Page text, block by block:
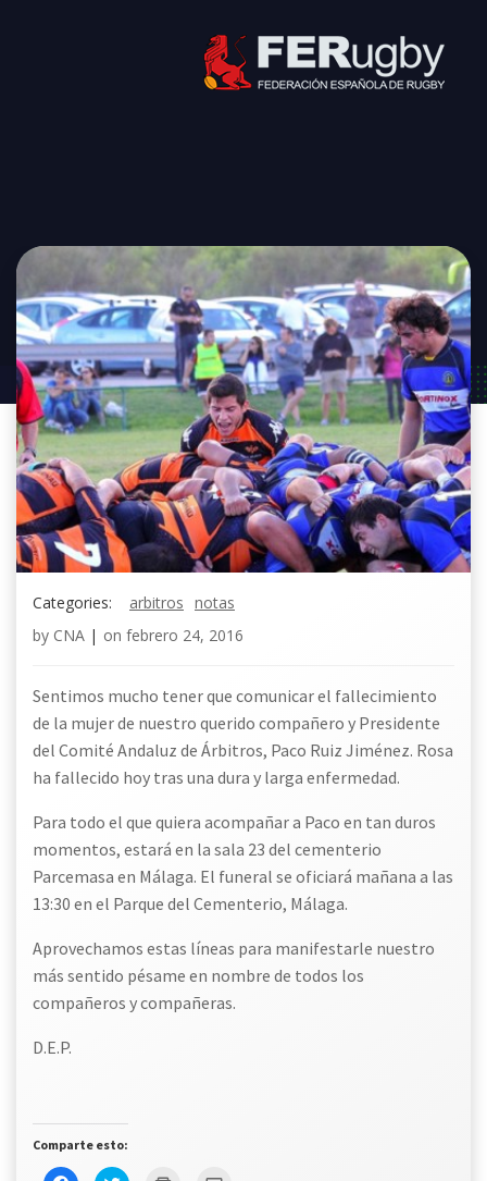
Categories: arbitros notas
by CNA | on febrero 24, 2016
Sentimos mucho tener que comunicar el fallecimiento
de la mujer de nuestro querido compañero y Presidente
del Comité Andaluz de Árbitros, Paco Ruiz Jiménez. Rosa
ha fallecido hoy tras una dura y larga enfermedad.
Para todo el que quiera acompañar a Paco en tan duros
momentos, estará en la sala 23 del cementerio
Parcemasa en Málaga. El funeral se oficiará mañana a las
13:30 en el Parque del Cementerio, Málaga.
Aprovechamos estas líneas para manifestarle nuestro
más sentido pésame en nombre de todos los
compañeros y compañeras.
D.E.P.
Comparte esto: